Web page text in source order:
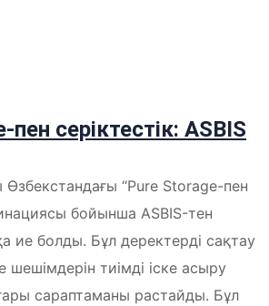
серіктестік: ASBIS
“Pure Storage-пен
бойынша ASBIS-тен
ие болды. Бұл деректерді сақтау
шешімдерін тиімді іске асыру
сараптаманы растайды. Бұл